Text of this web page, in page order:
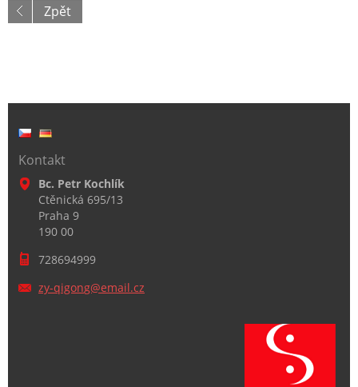
Zpět
Kontakt
Bc. Petr Kochlík
Ctěnická 695/13
Praha 9
190 00
728694999
zy-qigong@email.cz